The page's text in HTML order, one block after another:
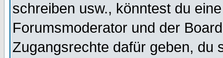
schreiben usw., könntest du
Forumsmoderator und der
Zugangsrechte dafür geben, du